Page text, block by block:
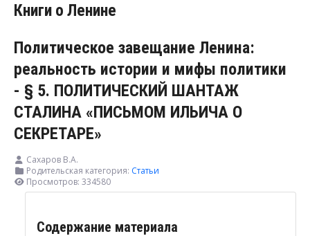
Книги о Ленине
Политическое завещание Ленина:
реальность истории и мифы политики
- § 5. ПОЛИТИЧЕСКИЙ ШАНТАЖ
СТАЛИНА «ПИСЬМОМ ИЛЬИЧА О
СЕКРЕТАРЕ»
Сахаров В.А.
Родительская категория: Статьи
Просмотров: 334580
Содержание материала